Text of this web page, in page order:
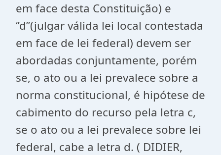
em face desta Constituição) e
‘’d’’(julgar válida lei local contestada
em face de lei federal) devem ser
abordadas conjuntamente, porém
se, o ato ou a lei prevalece sobre a
norma constitucional, é hipótese de
cabimento do recurso pela letra c,
se o ato ou a lei prevalece sobre lei
federal, cabe a letra d. ( DIDIER,